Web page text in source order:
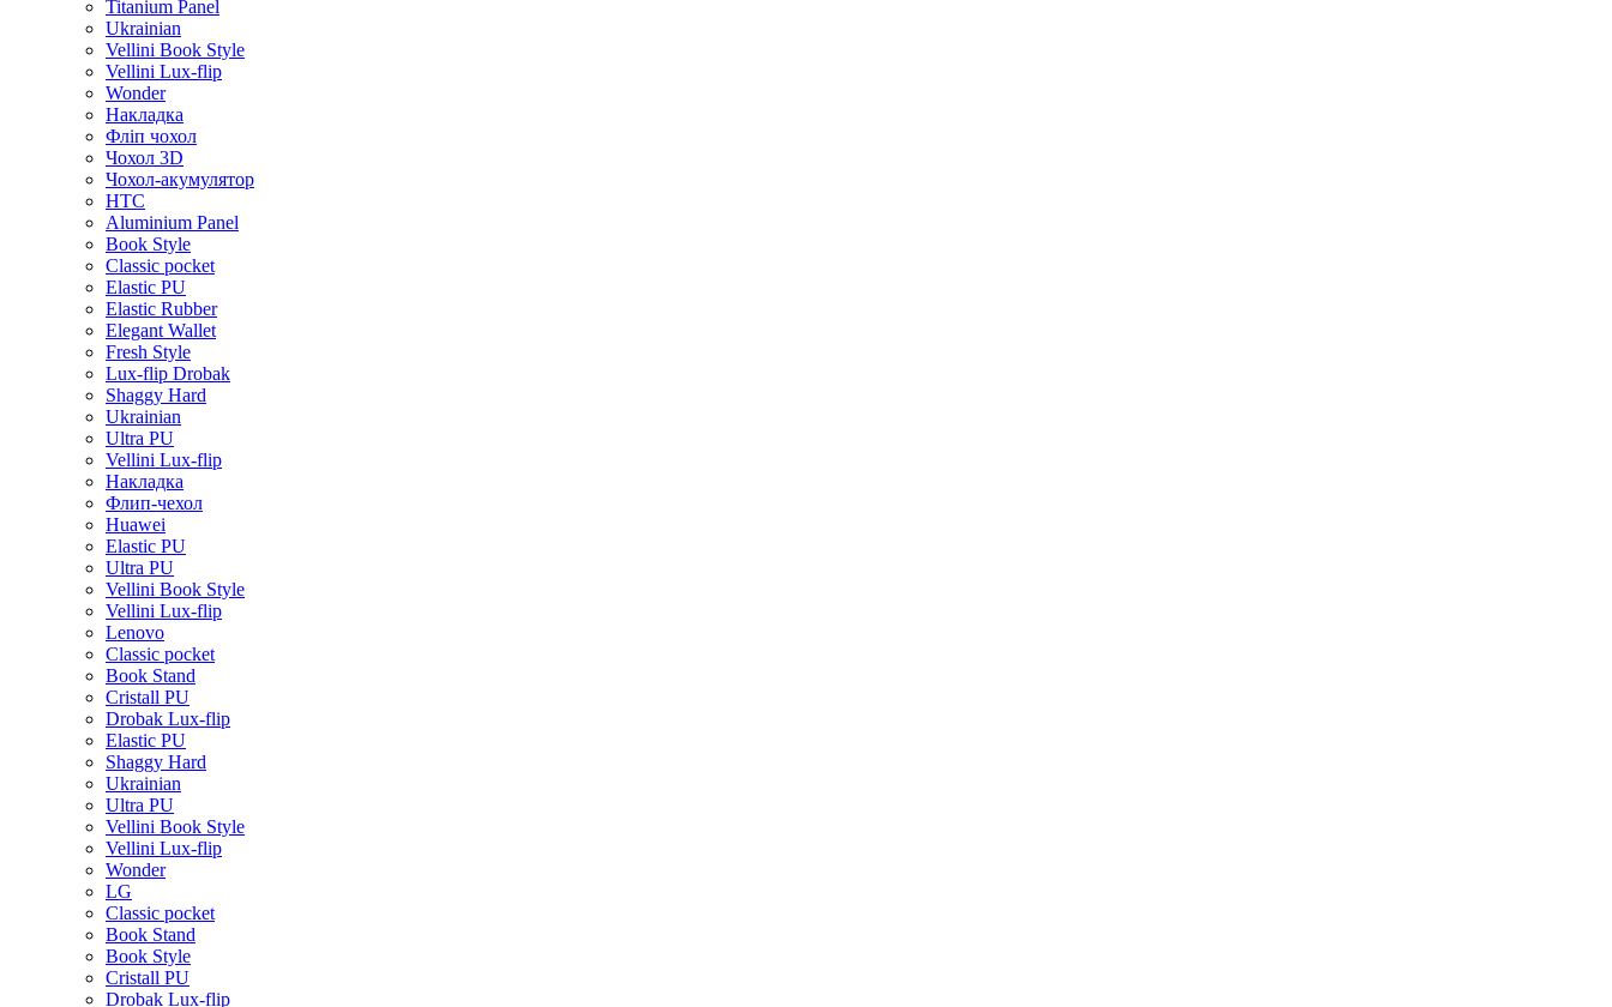
Titanium Panel
Ukrainian
Vellini Book Style
Vellini Lux-flip
Wonder
Накладка
Фліп чохол
Чохол 3D
Чохол-акумулятор
HTC
Aluminium Panel
Book Style
Classic pocket
Elastic PU
Elastic Rubber
Elegant Wallet
Fresh Style
Lux-flip Drobak
Shaggy Hard
Ukrainian
Ultra PU
Vellini Lux-flip
Накладка
Флип-чехол
Huawei
Elastic PU
Ultra PU
Vellini Book Style
Vellini Lux-flip
Lenovo
Classic pocket
Book Stand
Cristall PU
Drobak Lux-flip
Elastic PU
Shaggy Hard
Ukrainian
Ultra PU
Vellini Book Style
Vellini Lux-flip
Wonder
LG
Classic pocket
Book Stand
Book Style
Cristall PU
Drobak Lux-flip